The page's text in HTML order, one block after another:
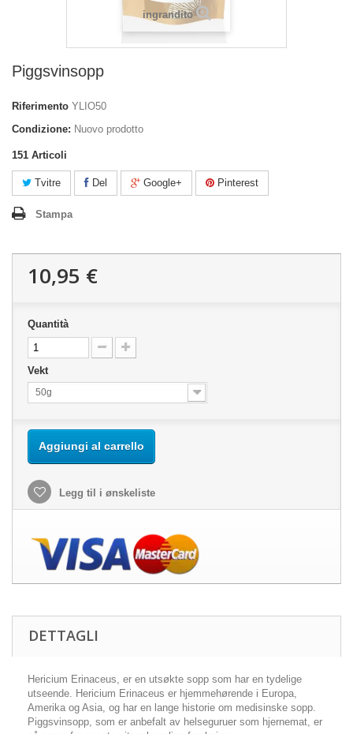
ingrandito
Piggsvinsopp
Riferimento YLIO50
Condizione: Nuovo prodotto
151 Articoli
Tvitre Del Google+ Pinterest
Stampa
10,95 €
Quantità
Vekt
50g
Aggiungi al carrello
Legg til i ønskeliste
DETTAGLI
Hericium Erinaceus, er en utsøkte sopp som har en tydelige
utseende. Hericium Erinaceus er hjemmehørende i Europa,
Amerika og Asia, og har en lange historie om medisinske sopp.
Piggsvinsopp, som er anbefalt av helseguruer som hjernemat, er